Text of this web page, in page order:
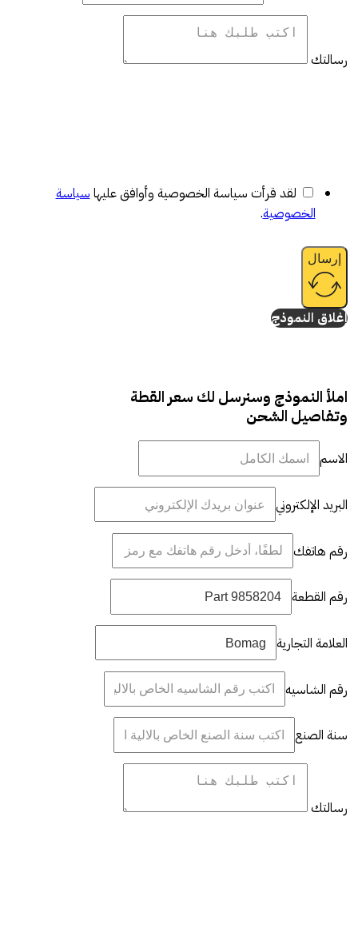
رسالتك
لقد قرأت سياسة الخصوصية وأوافق عليها سياسة
الخصوصية.
إرسال
إغلاق النموذج
املأ النموذج وسنرسل لك سعر القطة
وتفاصيل الشحن
الاسم
البريد الإلكتروني
رقم هاتفك
رقم القطعة
العلامة التجارية
رقم الشاسيه
سنة الصنع
رسالتك